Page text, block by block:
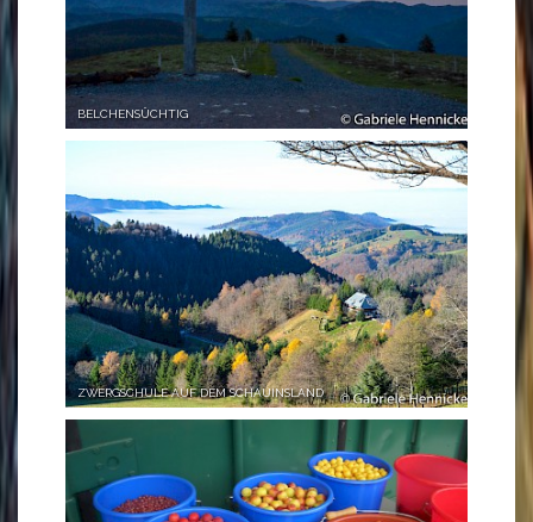
BELCHENSÜCHTIG
ZWERGSCHULE AUF DEM SCHAUINSLAND